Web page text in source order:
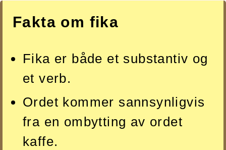
Fakta om fika
Fika er både et substantiv og
et verb.
Ordet kommer sannsynligvis
fra en ombytting av ordet
kaffe.